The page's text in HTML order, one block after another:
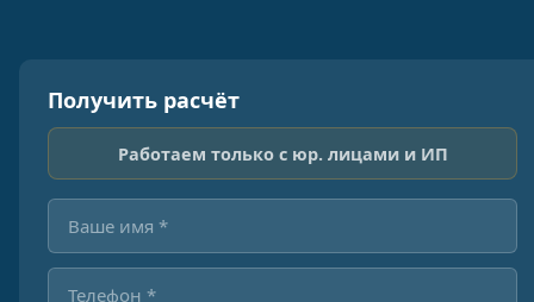
Получить расчёт
Работаем только с юр. лицами и ИП